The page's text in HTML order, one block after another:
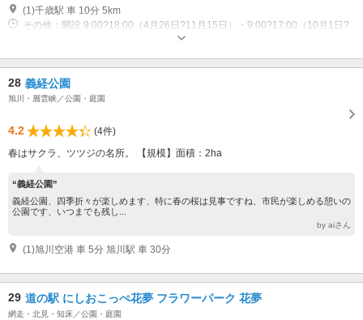
(1)千歳駅 車 10分 5km
その他：開設 9:00?18:00（4月26日?11月15日）・9:00?17:00（10月1日?
11月15日） クローズ 11月16日?4月25日
28 義経公園
旭川・層雲峡／公園・庭園
4.2
(4件)
春はサクラ、ツツジの名所。 【規模】面積：2ha
“義経公園”
義経公園、四季折々が楽しめます、特に春の桜は見事ですね、市民が楽しめる憩いの
公園です、いつまでも残し...
by aiさん
(1)旭川空港 車 5分 旭川駅 車 30分
29 道の駅 にしおこっぺ花夢 フラワーパーク 花夢
網走・北見・知床／公園・庭園